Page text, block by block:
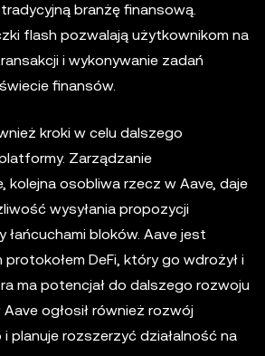
branżę finansową.
flash pozwalają użytkownikom na
i wykonywanie zadań
finansów.
kroki w celu dalszego
Zarządzanie
kolejna osobliwa rzecz w Aave, daje
wysyłania propozycji
łańcuchami bloków. Aave jest
DeFi, który go wdrożył i
ma potencjał do dalszego rozwoju
Aave ogłosił również rozwój
planuje rozszerzyć działalność na